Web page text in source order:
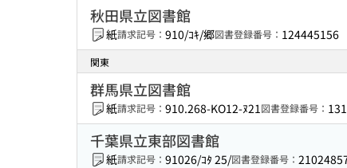
秋田県立図書館
紙請求記号： 910/ｺｷ/郷図書登録番号： 124445156
関東
群馬県立図書館
紙請求記号： 910.268-KO12-ﾇ21図書登録番号：
千葉県立東部図書館
紙請求記号： 91026/ｺﾀ 25/図書登録番号：